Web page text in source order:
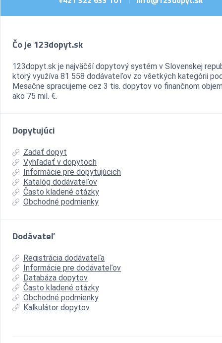
Čo je 123dopyt.sk
123dopyt.sk je najväčší dopytový systém v Slovenskej
ktorý využíva 81 558 dodávateľov zo všetkých kategórii
Mesačne spracujeme cez 3 tis. dopytov vo finančnom
ako 75 mil. €.
Dopytujúci
Zadať dopyt
Vyhľadať v dopytoch
Informácie pre dopytujúcich
Katalóg dodávateľov
Často kladené otázky
Obchodné podmienky
Dodávateľ
Registrácia dodávateľa
Informácie pre dodávateľov
Databáza dopytov
Často kladené otázky
Obchodné podmienky
Kalkulátor dopytov